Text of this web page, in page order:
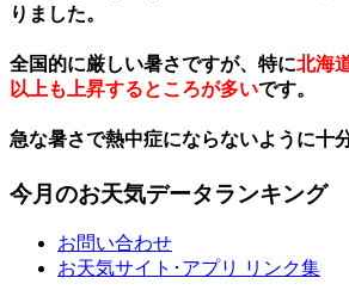
りました。
全国的に厳しい暑さですが、特に北海
以上も上昇するところが多いです。
急な暑さで熱中症にならないように十
今月のお天気データランキング
お問い合わせ
お天気サイト･アプリ リンク集